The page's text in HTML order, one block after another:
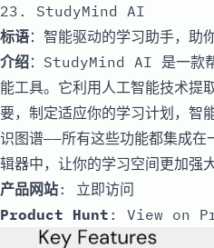
23. StudyMind AI
标语：智能驱动的学习助手，助
介绍：StudyMind AI 是一款帮
能工具。它利用人工智能技术提
要，制定适应你的学习计划，智
识图谱——所有这些功能都集成
辑器中，让你的学习空间更加强大
产品网站: 立即访问
Product Hunt : View on